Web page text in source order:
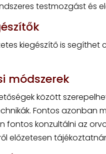
testmozgást és
kiegészítő is segíthet
módszerek
között
Fontos azonban
fontos konzultálni az
előzetesen